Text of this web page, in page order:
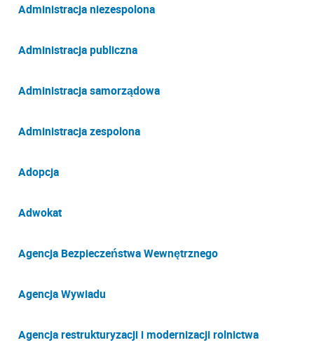
Administracja niezespolona
Administracja publiczna
Administracja samorządowa
Administracja zespolona
Adopcja
Adwokat
Agencja Bezpieczeństwa Wewnętrznego
Agencja Wywiadu
Agencja restrukturyzacji i modernizacji rolnictwa